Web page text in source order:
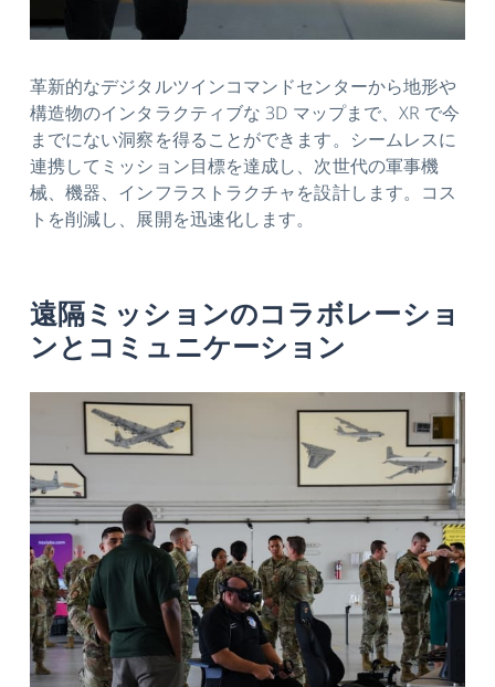
革新的なデジタルツインコマンドセンターから地形や
構造物のインタラクティブな 3D マップまで、XR で今
までにない洞察を得ることができます。シームレスに
連携してミッション目標を達成し、次世代の軍事機
械、機器、インフラストラクチャを設計します。コス
トを削減し、展開を迅速化します。
遠隔ミッションのコラボレーショ
ンとコミュニケーション